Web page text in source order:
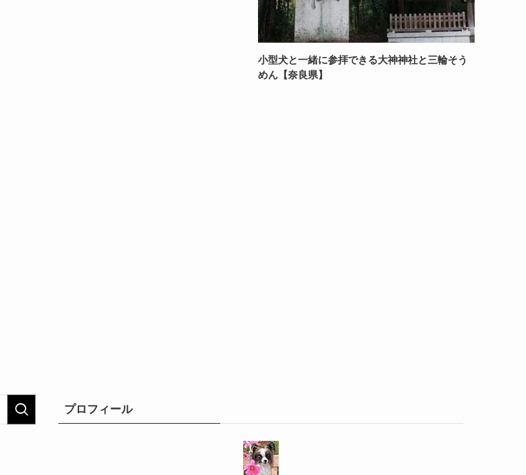
小型犬と一緒に参拝できる大神神社と三輪そう
めん【奈良県】
プロフィール